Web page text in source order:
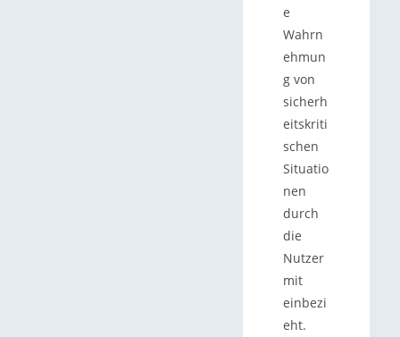
e
Wahrn
ehmun
g von
sicherh
eitskriti
schen
Situatio
nen
durch
die
Nutzer
mit
einbezi
eht.